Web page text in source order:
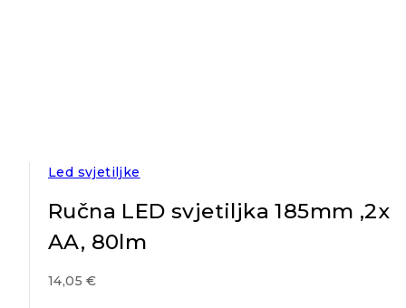
Led svjetiljke
Ručna LED svjetiljka 185mm ,2x
AA, 80lm
14,05€